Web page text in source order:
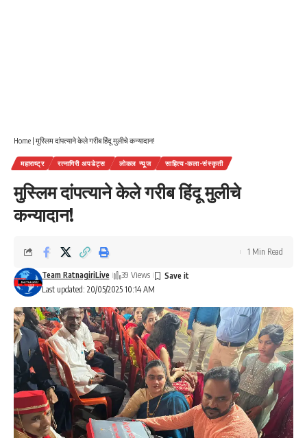
Home | मुस्लिम दांपत्याने केले गरीब हिंदू मुलीचे कन्यादान!
महाराष्ट्र रत्नागिरी अपडेट्स लोकल न्यूज साहित्य-कला-संस्कृती
मुस्लिम दांपत्याने केले गरीब हिंदू मुलीचे
कन्यादान!
Last updated: 20/05/2025 10:14 AM
Team RatnagiriLive 39 Views
1 Min Read